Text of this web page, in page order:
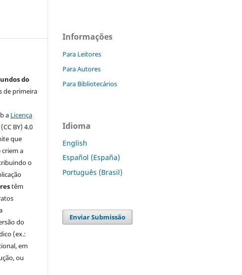
do
de primeira
a Licença
(CC BY) 4.0
que
a
o
têm
do
(ex.:
em
ou
Informações
Para Leitores
Para Autores
Para Bibliotecários
Idioma
English
Español (España)
Português (Brasil)
Enviar Submissão